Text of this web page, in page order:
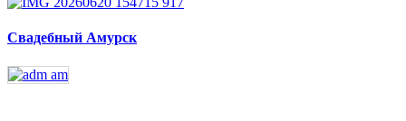
Свадебный Амурск